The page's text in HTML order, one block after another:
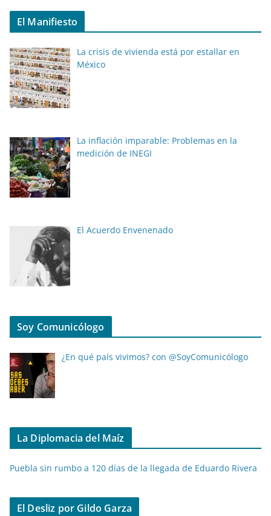
El Manifiesto
La crisis de vivienda está por estallar en
México
La inflación imparable: Problemas en la
medición de INEGI
El Acuerdo Envenenado
Soy Comunicólogo
¿En qué país vivimos? con @SoyComunicólogo
La Diplomacia del Maíz
Puebla sin rumbo a 120 días de la llegada de Eduardo Rivera
El Desliz por Gildo Garza